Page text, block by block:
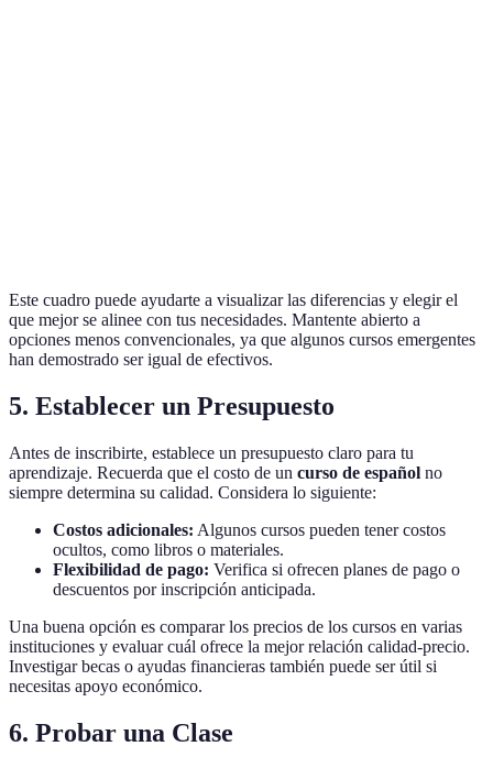
Este cuadro puede ayudarte a visualizar las diferencias y elegir el
que mejor se alinee con tus necesidades. Mantente abierto a
opciones menos convencionales, ya que algunos cursos emergentes
han demostrado ser igual de efectivos.
5. Establecer un Presupuesto
Antes de inscribirte, establece un presupuesto claro para tu
aprendizaje. Recuerda que el costo de un curso de español no
siempre determina su calidad. Considera lo siguiente:
Costos adicionales: Algunos cursos pueden tener costos
ocultos, como libros o materiales.
Flexibilidad de pago: Verifica si ofrecen planes de pago o
descuentos por inscripción anticipada.
Una buena opción es comparar los precios de los cursos en varias
instituciones y evaluar cuál ofrece la mejor relación calidad-precio.
Investigar becas o ayudas financieras también puede ser útil si
necesitas apoyo económico.
6. Probar una Clase